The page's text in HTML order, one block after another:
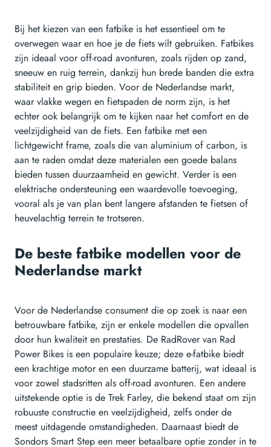
Bij het kiezen van een fatbike is het essentieel om te
overwegen waar en hoe je de fiets wilt gebruiken. Fatbikes
zijn ideaal voor off-road avonturen, zoals rijden op zand,
sneeuw en ruig terrein, dankzij hun brede banden die extra
stabiliteit en grip bieden. Voor de Nederlandse markt,
waar vlakke wegen en fietspaden de norm zijn, is het
echter ook belangrijk om te kijken naar het comfort en de
veelzijdigheid van de fiets. Een fatbike met een
lichtgewicht frame, zoals die van aluminium of carbon, is
aan te raden omdat deze materialen een goede balans
bieden tussen duurzaamheid en gewicht. Verder is een
elektrische ondersteuning een waardevolle toevoeging,
vooral als je van plan bent langere afstanden te fietsen of
heuvelachtig terrein te trotseren.
De beste fatbike modellen voor de
Nederlandse markt
Voor de Nederlandse consument die op zoek is naar een
betrouwbare fatbike, zijn er enkele modellen die opvallen
door hun kwaliteit en prestaties. De RadRover van Rad
Power Bikes is een populaire keuze; deze e-fatbike biedt
een krachtige motor en een duurzame batterij, wat ideaal is
voor zowel stadsritten als off-road avonturen. Een andere
uitstekende optie is de Trek Farley, die bekend staat om zijn
robuuste constructie en veelzijdigheid, zelfs onder de
meest uitdagende omstandigheden. Daarnaast biedt de
Sondors Smart Step een meer betaalbare optie zonder in te